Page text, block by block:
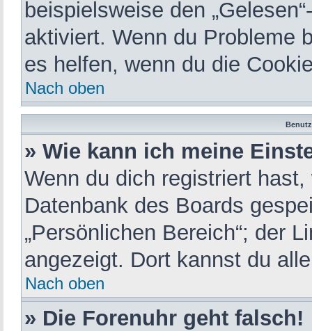
beispielsweise den
aktiviert. Wenn du Probleme
es helfen, wenn du die
Nach oben
» Wie kann ich meine
Wenn du dich registriert
Datenbank des Boards
„Persönlichen Bereich“; der
angezeigt. Dort kannst du
Nach oben
» Die Forenuhr geht falsch!